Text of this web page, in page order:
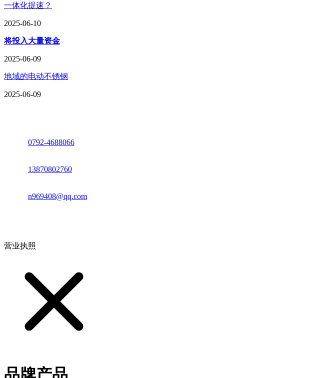
一体化提速？
2025-06-10
将投入大量资金
2025-06-09
地域的电动不锈钢
2025-06-09
0792-4688066
13870802760
n969408@qq.com
营业执照